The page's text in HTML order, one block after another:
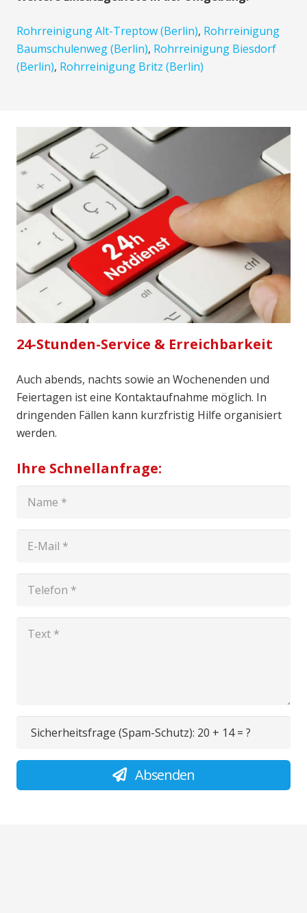
Rohrreinigung Alt-Treptow (Berlin), Rohrreinigung
Baumschulenweg (Berlin), Rohrreinigung Biesdorf
(Berlin), Rohrreinigung Britz (Berlin)
24-Stunden-Service & Erreichbarkeit
Auch abends, nachts sowie an Wochenenden und
Feiertagen ist eine Kontaktaufnahme möglich. In
dringenden Fällen kann kurzfristig Hilfe organisiert
werden.
Ihre Schnellanfrage:
Sicherheitsfrage (Spam-Schutz): 20 + 14 = ?
Absenden